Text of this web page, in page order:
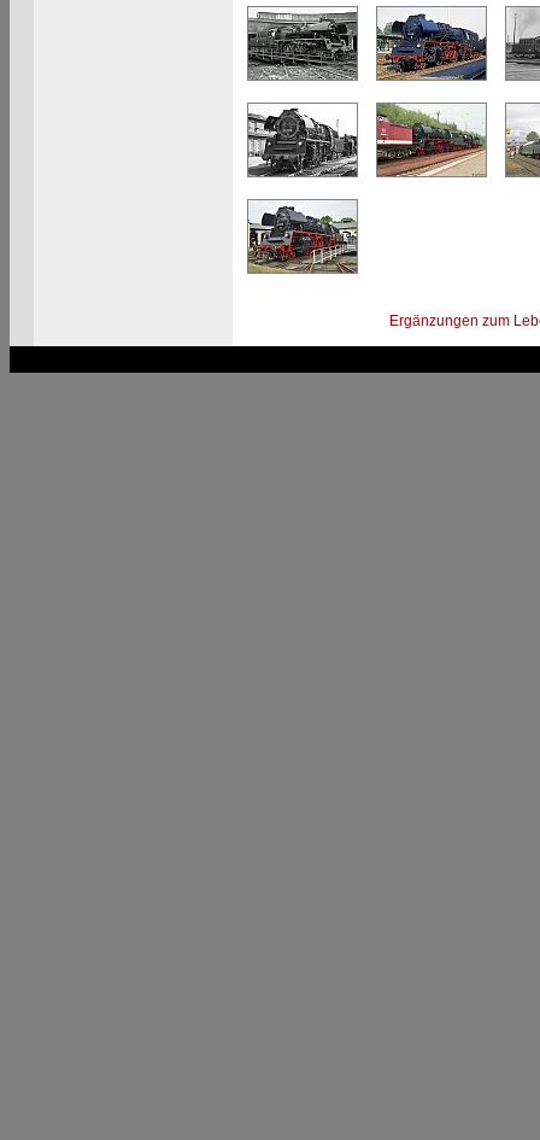
Ergänzungen zum